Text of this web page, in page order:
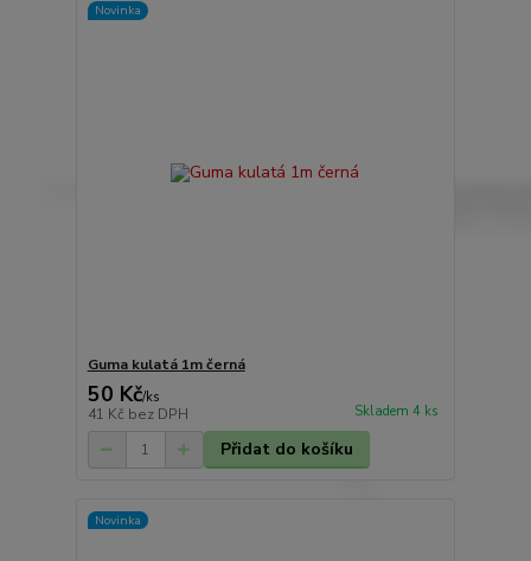
Novinka
Guma kulatá 1m černá
50 Kč/ks
41 Kč bez DPH Skladem 4 ks
Přidat do košíku
Novinka